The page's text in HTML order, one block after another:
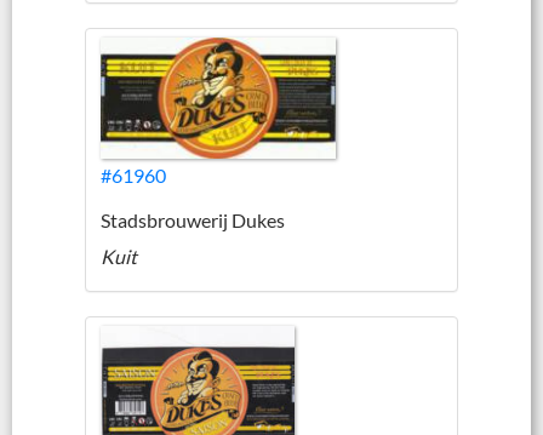
#61960
Stadsbrouwerij Dukes
Kuit